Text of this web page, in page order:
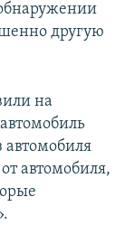
другую
на
автомобиля
автомобиля,